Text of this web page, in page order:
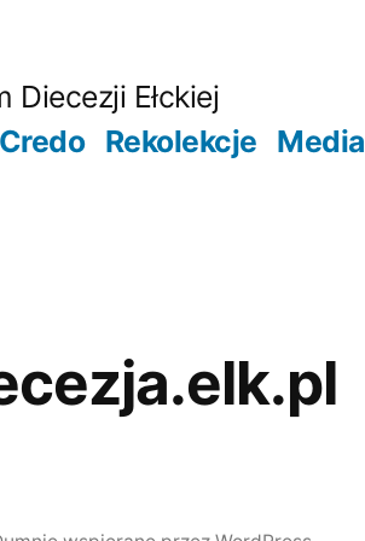
Ełckiej
Rekolekcje Media